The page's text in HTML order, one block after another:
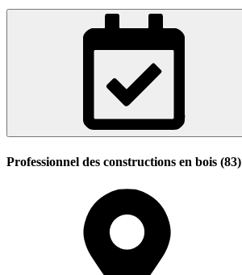
Professionnel des constructions en bois (83)